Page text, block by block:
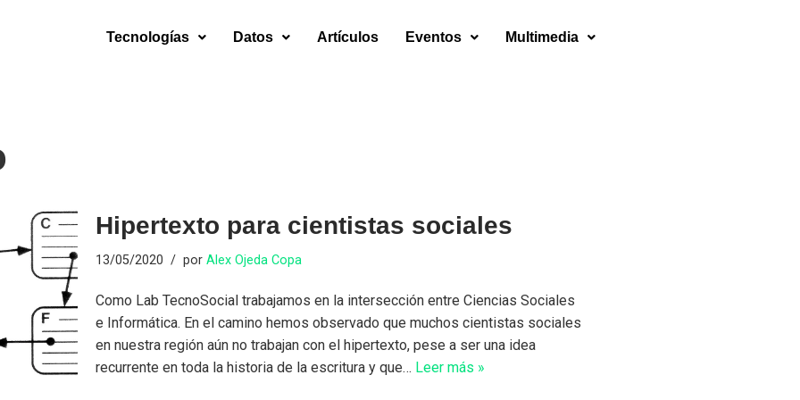
Tecnologías Datos Artículos Eventos Multimedia
Hipertexto para cientistas sociales
13/05/2020 porAlex Ojeda Copa
Como Lab TecnoSocial trabajamos en la intersección entre Ciencias Sociales
e Informática. En el camino hemos observado que muchos cientistas sociales
en nuestra región aún no trabajan con el hipertexto, pese a ser una idea
recurrente en toda la historia de la escritura y que… Leer más »